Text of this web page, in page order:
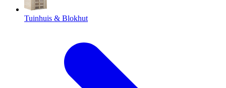
Tuinhuis & Blokhut